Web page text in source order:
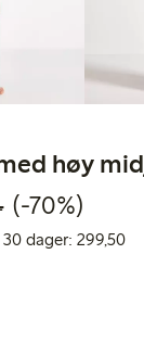
høy
pris:
Vanlig pris:
70% rabatt
(-70%)
dager: 299,50